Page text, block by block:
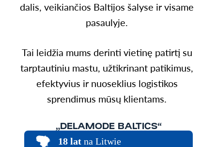
dalis, veikiančios Baltijos šalyse ir visame
pasaulyje.
Tai leidžia mums derinti vietinę patirtį su
tarptautiniu mastu, užtikrinant patikimus,
efektyvius ir nuoseklius logistikos
sprendimus mūsų klientams.
„DELAMODE BALTICS“
18 lat na Litwie